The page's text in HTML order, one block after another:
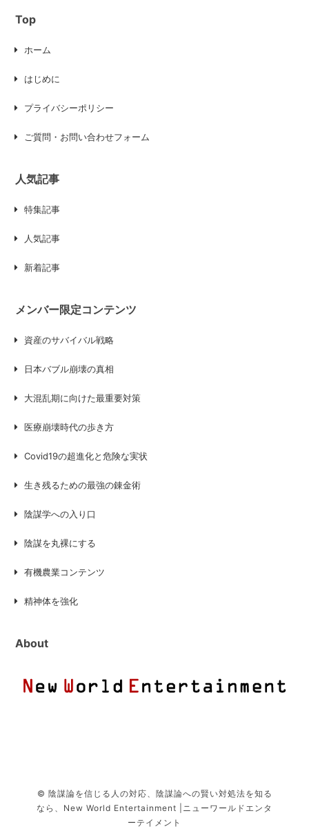
Top
ホーム
はじめに
プライバシーポリシー
ご質問・お問い合わせフォーム
人気記事
特集記事
人気記事
新着記事
メンバー限定コンテンツ
資産のサバイバル戦略
日本バブル崩壊の真相
大混乱期に向けた最重要対策
医療崩壊時代の歩き方
Covid19の超進化と危険な実状
生き残るための最強の錬金術
陰謀学への入り口
陰謀を丸裸にする
有機農業コンテンツ
精神体を強化
About
© 陰謀論を信じる人の対応、陰謀論への賢い対処法を知る
なら、New World Entertainment |ニューワールドエンタ
ーテイメント